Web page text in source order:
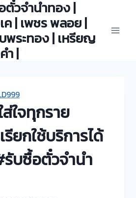
ตั๋วจำนำทอง |
ค | เพชร พลอย |
พระทอง | เหรียญ
ำ |
ส่ใจทุกราย
รียกใช้บริการได้
บซื้อตั๋วจำนำ